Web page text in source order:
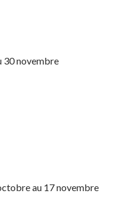
30 novembre
au 17 novembre